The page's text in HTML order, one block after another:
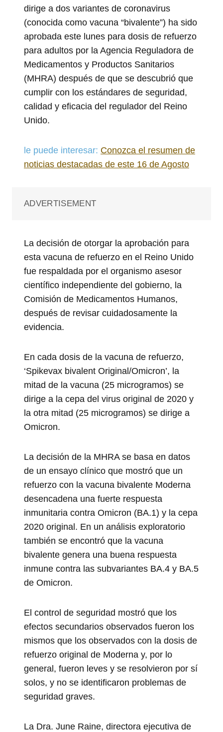
dirige a dos variantes de coronavirus
(conocida como vacuna “bivalente”) ha sido
aprobada este lunes para dosis de refuerzo
para adultos por la Agencia Reguladora de
Medicamentos y Productos Sanitarios
(MHRA) después de que se descubrió que
cumplir con los estándares de seguridad,
calidad y eficacia del regulador del Reino
Unido.
le puede interesar: Conozca el resumen de
noticias destacadas de este 16 de Agosto
ADVERTISEMENT
La decisión de otorgar la aprobación para
esta vacuna de refuerzo en el Reino Unido
fue respaldada por el organismo asesor
científico independiente del gobierno, la
Comisión de Medicamentos Humanos,
después de revisar cuidadosamente la
evidencia.
En cada dosis de la vacuna de refuerzo,
‘Spikevax bivalent Original/Omicron’, la
mitad de la vacuna (25 microgramos) se
dirige a la cepa del virus original de 2020 y
la otra mitad (25 microgramos) se dirige a
Omicron.
La decisión de la MHRA se basa en datos
de un ensayo clínico que mostró que un
refuerzo con la vacuna bivalente Moderna
desencadena una fuerte respuesta
inmunitaria contra Omicron (BA.1) y la cepa
2020 original. En un análisis exploratorio
también se encontró que la vacuna
bivalente genera una buena respuesta
inmune contra las subvariantes BA.4 y BA.5
de Omicron.
El control de seguridad mostró que los
efectos secundarios observados fueron los
mismos que los observados con la dosis de
refuerzo original de Moderna y, por lo
general, fueron leves y se resolvieron por sí
solos, y no se identificaron problemas de
seguridad graves.
La Dra. June Raine, directora ejecutiva de